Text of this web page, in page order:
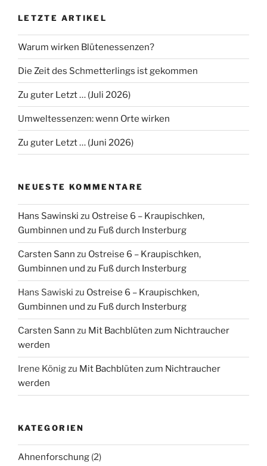
LETZTE ARTIKEL
Warum wirken Blütenessenzen?
Die Zeit des Schmetterlings ist gekommen
Zu guter Letzt … (Juli 2026)
Umweltessenzen: wenn Orte wirken
Zu guter Letzt … (Juni 2026)
NEUESTE KOMMENTARE
Hans Sawinski zu Ostreise 6 – Kraupischken,
Gumbinnen und zu Fuß durch Insterburg
Carsten Sann zu Ostreise 6 – Kraupischken,
Gumbinnen und zu Fuß durch Insterburg
Hans Sawiski zu Ostreise 6 – Kraupischken,
Gumbinnen und zu Fuß durch Insterburg
Carsten Sann zu Mit Bachblüten zum Nichtraucher
werden
Irene Königzu Mit Bachblüten zum Nichtraucher
werden
KATEGORIEN
Ahnenforschung (2)